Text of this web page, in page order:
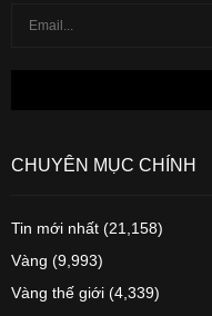
CHUYÊN MỤC CHÍNH
Tin mới nhất (21,158)
Vàng (9,993)
Vàng thế giới (4,339)